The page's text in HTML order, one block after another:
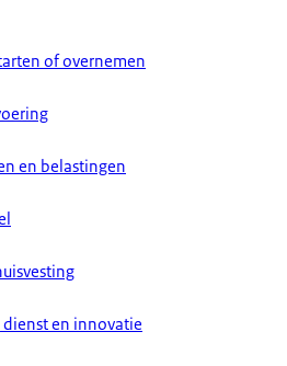
of overnemen
en belastingen
dienst en innovatie